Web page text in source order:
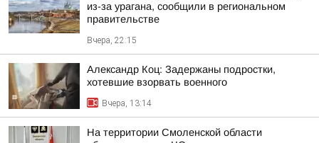
из-за урагана, сообщили в региональном
правительстве
Вчера, 22:15
Александр Коц: Задержаны подростки,
хотевшие взорвать военного
Вчера, 13:14
На территории Смоленской области